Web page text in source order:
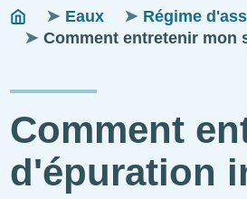
Fils
d'ariane
You
are
Eaux Régime
Comment entretenir mon
Comment
d'épuration